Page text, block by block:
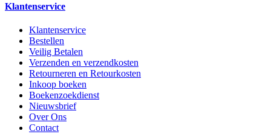
Klantenservice
Klantenservice
Bestellen
Veilig Betalen
Verzenden en verzendkosten
Retourneren en Retourkosten
Inkoop boeken
Boekenzoekdienst
Nieuwsbrief
Over Ons
Contact